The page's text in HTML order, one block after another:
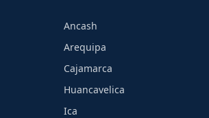
Ancash
Arequipa
Cajamarca
Huancavelica
Ica